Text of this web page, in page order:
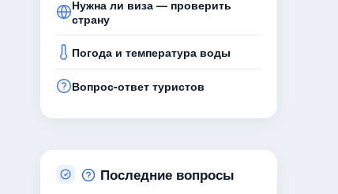
Нужна ли виза — проверить
страну
Погода и температура воды
Вопрос-ответ туристов
Последние вопросы